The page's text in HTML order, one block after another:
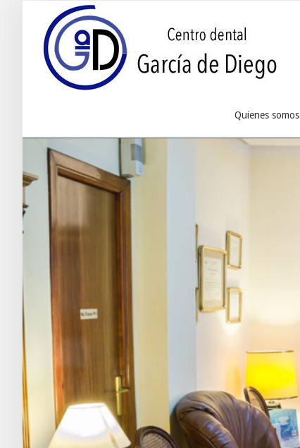
Quienes somos